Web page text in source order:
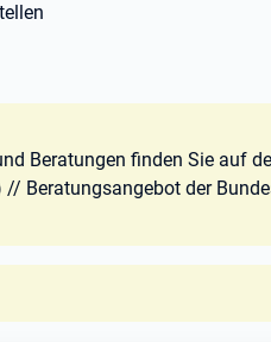
Beratungen finden Sie auf
// Beratungsangebot der